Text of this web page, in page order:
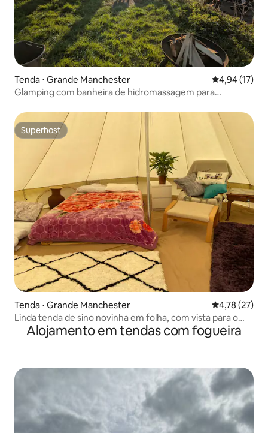
Tenda ⋅ Grande Manchester 4,94 de uma
4,94 (17)
Glamping com banheira de hidromassagem para
Superhost
Superhost
Tenda ⋅ Grande Manchester 4,78 de uma
4,78 (27)
Linda tenda de sino novinha em folha, com vista para o
lagoAlojamento em tendas com fogueira